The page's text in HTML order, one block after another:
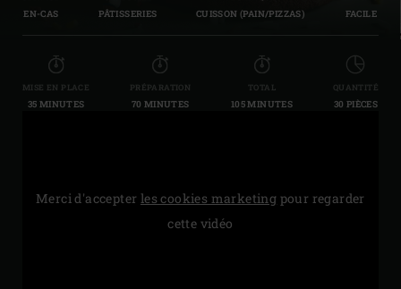
EN-CAS PÂTISSERIES CUISSON (PAIN/PIZZAS) FACILE
MISE EN PLACE
35 MINUTES
PRÉPARATION
70 MINUTES
TOTAL
105 MINUTES
QUANTITÉ
30 PIÈCES
Merci d'accepter les cookies marketing pour regarder
cette vidéo